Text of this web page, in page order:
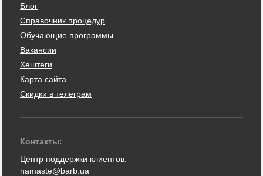
Блог
Справочник процедур
Обучающие программы
Вакансии
Хештеги
Карта сайта
Скидки в телеграм
Контакты:
Центр поддержки клиентов:
namaste@barb.ua